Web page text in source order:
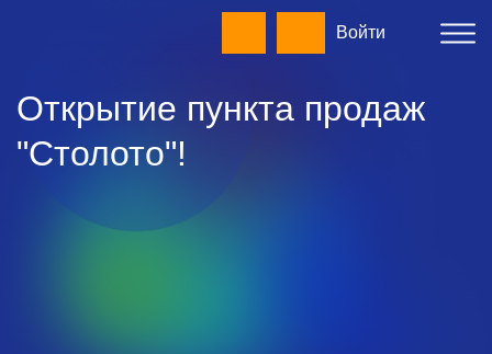
Войти
Открытие пункта продаж
"Столото"!